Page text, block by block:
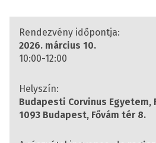
Rendezvény időpontja:
2026. március 10.
10:00-12:00
Helyszín:
Budapesti Corvinus Egyetem,
1093 Budapest, Fővám tér 8.